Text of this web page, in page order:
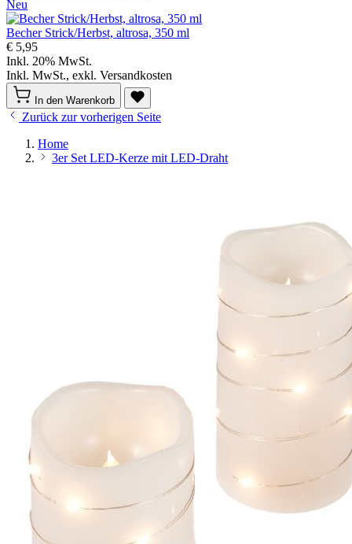
Neu
Becher Strick/Herbst, altrosa, 350 ml
€ 5,95
Inkl. 20% MwSt.
Inkl. MwSt., exkl. Versandkosten
In den Warenkorb
Zurück zur vorherigen Seite
Home
3er Set LED-Kerze mit LED-Draht